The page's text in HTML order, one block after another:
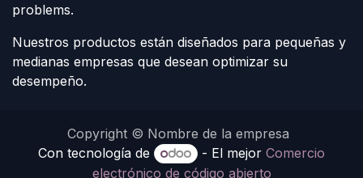
problems.
Nuestros productos están diseñados para pequeñas y
medianas empresas que desean optimizar su
desempeño.
Copyright © Nombre de la empresa
Con tecnología de
- El mejorComercio
electrónico de código abierto